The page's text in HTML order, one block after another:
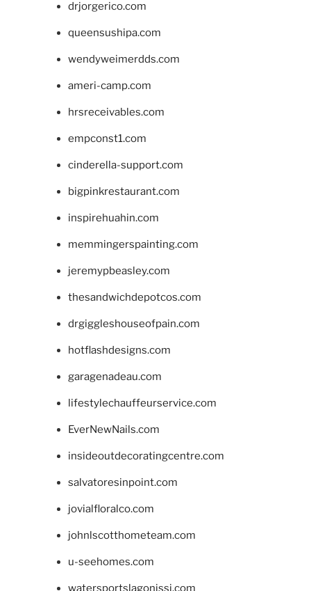
drjorgerico.com
queensushipa.com
wendyweimerdds.com
ameri-camp.com
hrsreceivables.com
empconst1.com
cinderella-support.com
bigpinkrestaurant.com
inspirehuahin.com
memmingerspainting.com
jeremypbeasley.com
thesandwichdepotcos.com
drgiggleshouseofpain.com
hotflashdesigns.com
garagenadeau.com
lifestylechauffeurservice.com
EverNewNails.com
insideoutdecoratingcentre.com
salvatoresinpoint.com
jovialfloralco.com
johnlscotthometeam.com
u-seehomes.com
watersportslagonissi.com